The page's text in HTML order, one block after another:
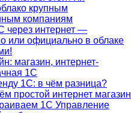
крупным
компаниям
через интернет —
или официально в облаке
магазин, интернет-
1С
1С: в чём разница?
простой интернет магазин
1С Управление